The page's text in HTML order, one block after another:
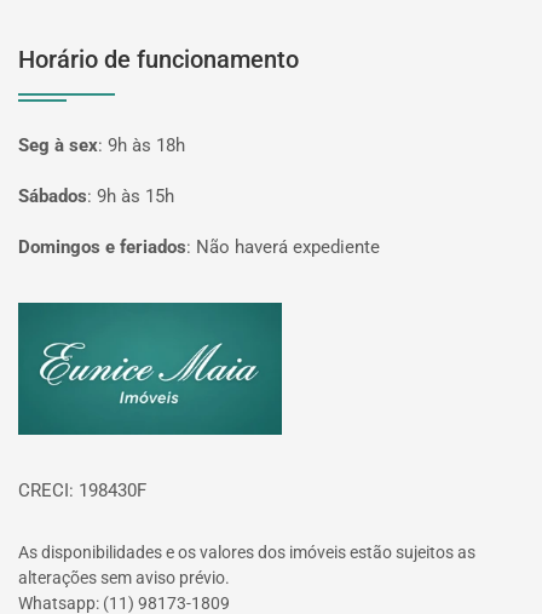
Horário de funcionamento
Seg à sex: 9h às 18h
Sábados: 9h às 15h
Domingos e feriados: Não haverá expediente
CRECI: 198430F
As disponibilidades e os valores dos imóveis estão sujeitos as
alterações sem aviso prévio.
Whatsapp: (11) 98173-1809